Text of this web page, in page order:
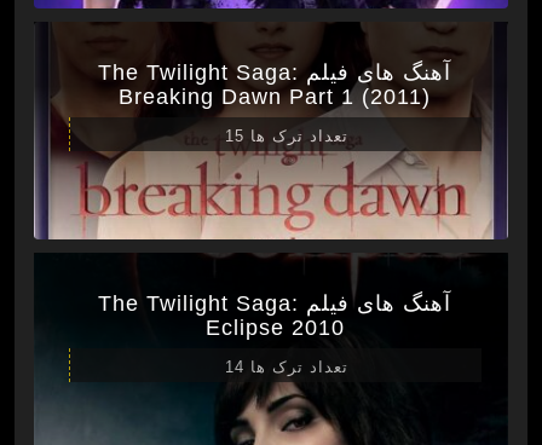
آهنگ های فیلم The Twilight Saga:
Breaking Dawn Part 1 (2011)
تعداد ترک ها 15
آهنگ های فیلم The Twilight Saga:
Eclipse 2010
تعداد ترک ها 14